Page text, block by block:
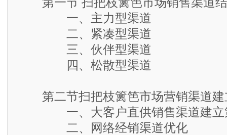
一、主力型渠道
二、紧凑型渠道
三、伙伴型渠道
四、松散型渠道
第二节扫把枝篱笆市场营销渠道建
一、大客户直供销售渠道建立
二、网络经销渠道优化